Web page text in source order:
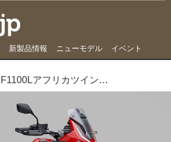
新製品情報 ニューモデル イベント
CRF1100Lアフリカツイン、足長バージョンを「S」として国内発売に